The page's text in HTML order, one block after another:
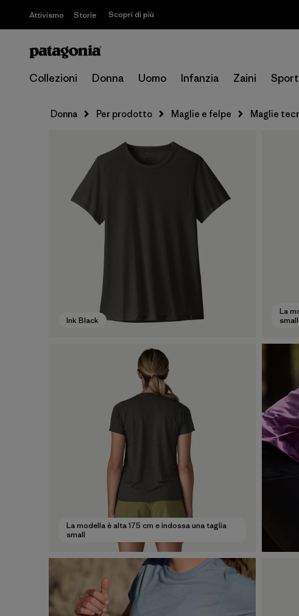
Attivismo Storie Scopri di più
Collezioni Donna Uomo Infanzia Zaini Sport
Donna Per prodotto Maglie e felpe Maglie
Ink Black
La
small
La modella è alta 175 cm e indossa una taglia
small